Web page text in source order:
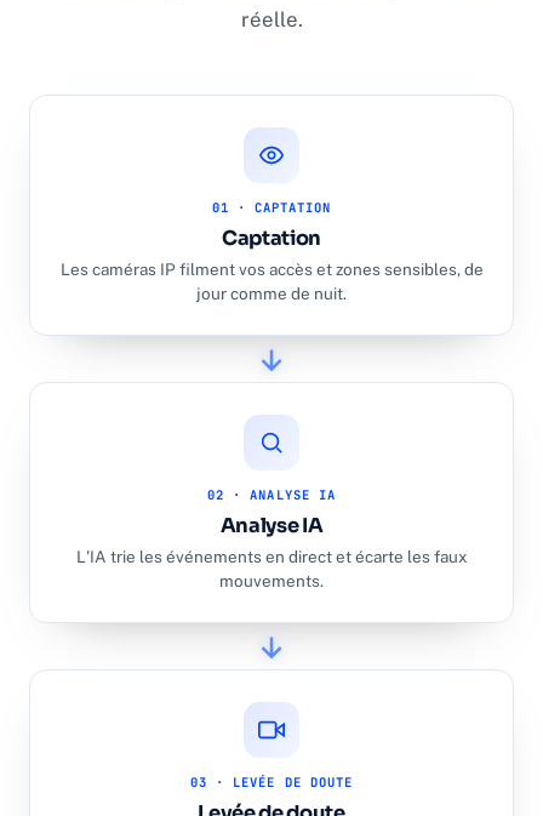
réelle.
01 · CAPTATION
Captation
Les caméras IP filment vos accès et zones sensibles, de
jour comme de nuit.
02 · ANALYSE IA
Analyse IA
L'IA trie les événements en direct et écarte les faux
mouvements.
03 · LEVÉE DE DOUTE